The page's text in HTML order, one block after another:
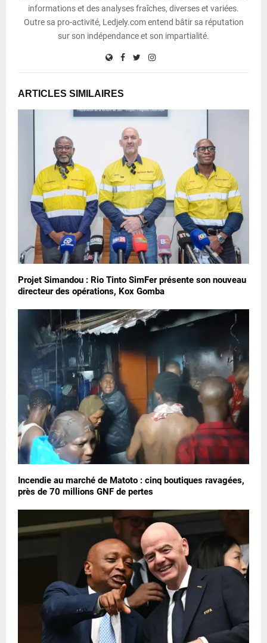
informations et des analyses fraîches, diverses et variées.
Outre sa pro-activité, Ledjely.com entend bâtir sa réputation
sur son indépendance et son impartialité.
ARTICLES SIMILAIRES
Projet Simandou : Rio Tinto SimFer présente son nouveau
directeur des opérations, Kox Gomba
Incendie au marché de Matoto : cinq boutiques ravagées,
près de 70 millions GNF de pertes